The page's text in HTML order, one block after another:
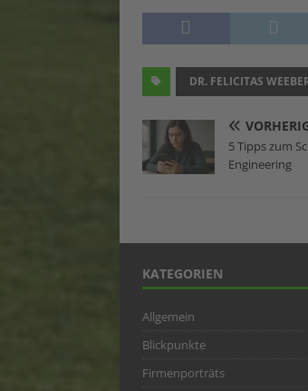
DR. FELICITAS
5 Tipps zum
Engineering
KATEGORIEN
Allgemein
Blickpunkte
Firmenporträts